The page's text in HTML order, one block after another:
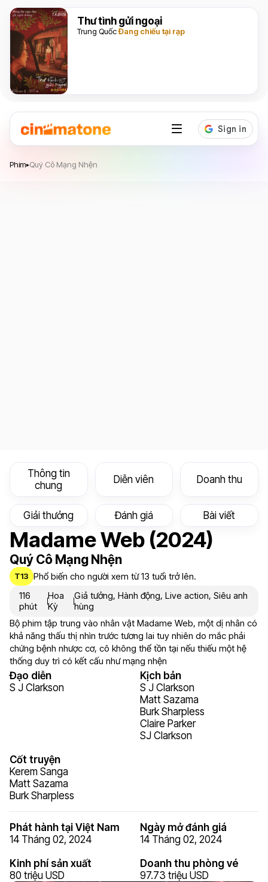
Thư tình gửi ngoại
Trung QuốcĐang chiếu tại rạp
Phim▸Quý Cô Mạng Nhện
Thông tin
chung
Diễn viên Doanh thu
Giải thưởng Đánh giá Bài viết
Madame Web (2024)
Quý Cô Mạng Nhện
T13 Phổ biến cho người xem từ 13 tuổi trở lên.
116
phút
Hoa
Kỳ
Giả tưởng,Hành động,Live action,Siêu anh
hùng
Bộ phim tập trung vào nhân vật Madame Web, một dị nhân có
khả năng thấu thị nhìn trước tương lai tuy nhiên do mắc phải
chứng bệnh nhược cơ, cô không thể tồn tại nếu thiếu một hệ
thống duy trì có kết cấu như mạng nhện
Đạo diễn
S J Clarkson
Kịch bản
S J Clarkson
Matt Sazama
Burk Sharpless
Claire Parker
SJ Clarkson
Cốt truyện
Kerem Sanga
Matt Sazama
Burk Sharpless
Phát hành tại Việt Nam
14 Tháng 02, 2024
Ngày mở đánh giá
14 Tháng 02, 2024
Kinh phí sản xuất
80 triệu USD
Doanh thu phòng vé
97.73 triệu USD